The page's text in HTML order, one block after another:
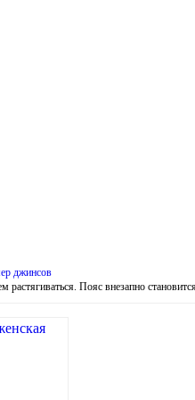
джинсов
Пояс внезапно